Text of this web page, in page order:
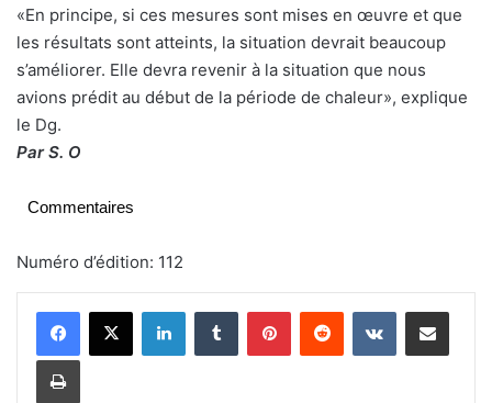
«En principe, si ces mesures sont mises en œuvre et que
les résultats sont atteints, la situation devrait beaucoup
s’améliorer. Elle devra revenir à la situation que nous
avions prédit au début de la période de chaleur», explique
le Dg.
Par S. O
Commentaires
Numéro d’édition: 112